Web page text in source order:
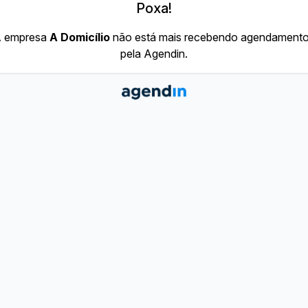
Poxa!
empresa A Domicílio não está mais recebendo
pela Agendin.